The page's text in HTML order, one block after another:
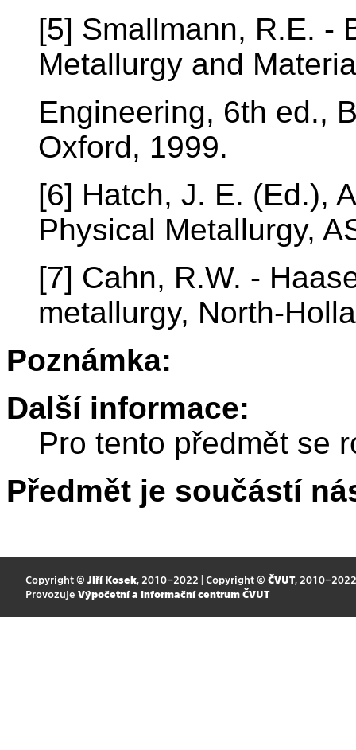
[5] Smallmann, R.E. -
Metallurgy and
Engineering, 6th ed.,
Oxford, 1999.
[6] Hatch, J. E. (Ed.),
Physical Metallurgy,
[7] Cahn, R.W. -
metallurgy, North-
Poznámka:
Další informace:
Pro tento předmět se
Předmět je součástí
Copyright © Jiří Kosek, 2010–2022 | Copyright © ČVUT, 2010–2022
Provozuje Výpočetní a informační centrum ČVUT